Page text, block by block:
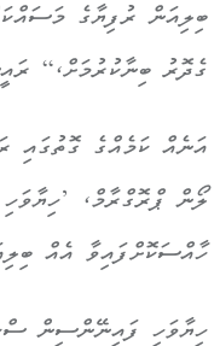
ބިލިއަން ރުފިޔާގެ
ގެދޮރު ބިނާކުރުމަށް،“
އަނެއް ކަމެއްގެ ގޮތުގައި
ލޯން ޕްރޮގްރާމް،
ހާއްސަކޮށްފައިވާ އެއް
ހިޔާވަހި ފައިނޭންސިން